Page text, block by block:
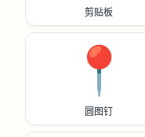
剪贴板
📍
圆图钉